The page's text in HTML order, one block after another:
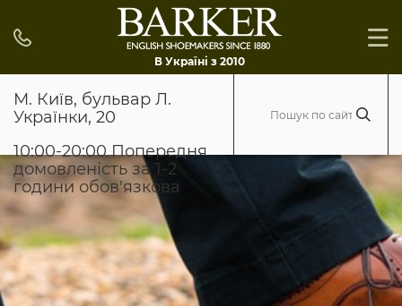
В Україні з 2010
М. Київ, бульвар Л.
Українки, 20
10:00-20:00 Попередня
домовленість за 1-2
години обов'язкова